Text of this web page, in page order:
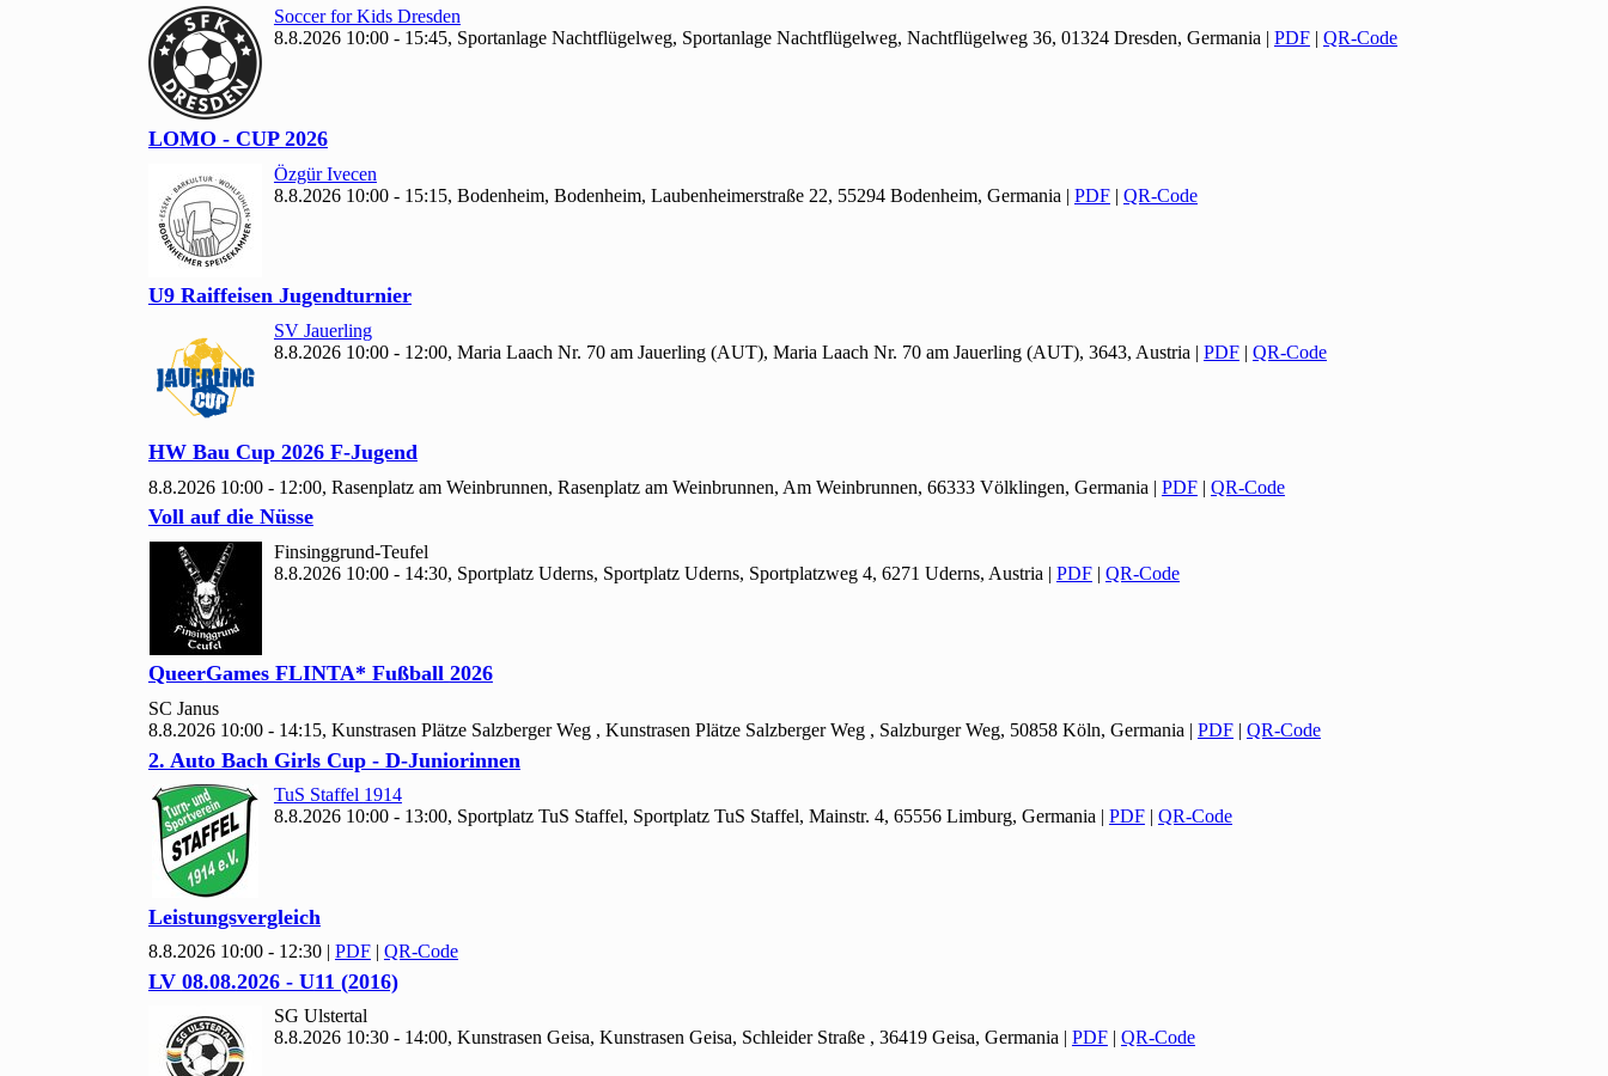
Soccer for Kids Dresden
8.8.2026 10:00 - 15:45, Sportanlage Nachtflügelweg, Sportanlage Nachtflügelweg, Nachtflügelweg 36, 01324 Dresden, Germania| PDF| QR-Code
LOMO - CUP 2026
Özgür Ivecen
8.8.2026 10:00 - 15:15, Bodenheim, Bodenheim, Laubenheimerstraße 22, 55294 Bodenheim, Germania | PDF| QR-Code
U9 Raiffeisen Jugendturnier
SV Jauerling
8.8.2026 10:00 - 12:00, Maria Laach Nr. 70 am Jauerling (AUT), Maria Laach Nr. 70 am Jauerling (AUT), 3643, Austria | PDF| QR-Code
HW Bau Cup 2026 F-Jugend
8.8.2026 10:00 - 12:00, Rasenplatz am Weinbrunnen, Rasenplatz am Weinbrunnen, Am Weinbrunnen, 66333 Völklingen, Germania | PDF| QR-Code
Voll auf die Nüsse
Finsinggrund-Teufel
8.8.2026 10:00 - 14:30, Sportplatz Uderns, Sportplatz Uderns, Sportplatzweg 4, 6271 Uderns, Austria | PDF| QR-Code
QueerGames FLINTA* Fußball 2026
SC Janus
8.8.2026 10:00 - 14:15, Kunstrasen Plätze Salzberger Weg , Kunstrasen Plätze Salzberger Weg , Salzburger Weg, 50858 Köln, Germania | PDF| QR-Code
2. Auto Bach Girls Cup - D-Juniorinnen
TuS Staffel 1914
8.8.2026 10:00 - 13:00, Sportplatz TuS Staffel, Sportplatz TuS Staffel, Mainstr. 4, 65556 Limburg, Germania | PDF| QR-Code
Leistungsvergleich
8.8.2026 10:00 - 12:30| PDF| QR-Code
LV 08.08.2026 - U11 (2016)
SG Ulstertal
8.8.2026 10:30 - 14:00, Kunstrasen Geisa, Kunstrasen Geisa, Schleider Straße , 36419 Geisa, Germania | PDF| QR-Code